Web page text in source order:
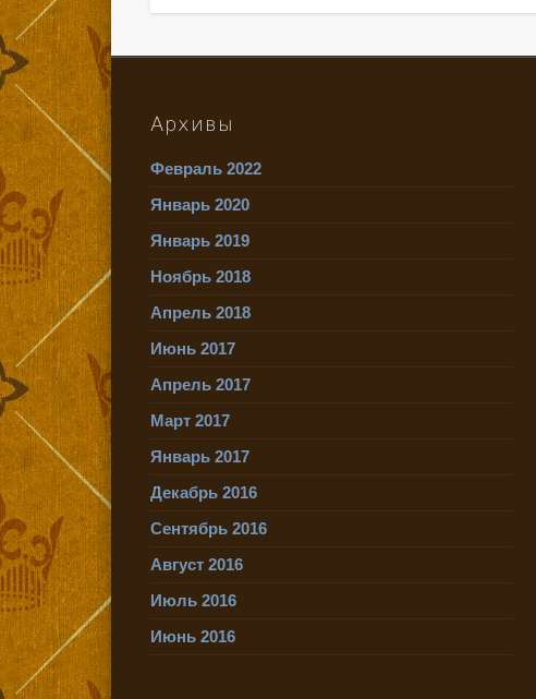
Архивы
Февраль 2022
Январь 2020
Январь 2019
Ноябрь 2018
Апрель 2018
Июнь 2017
Апрель 2017
Март 2017
Январь 2017
Декабрь 2016
Сентябрь 2016
Август 2016
Июль 2016
Июнь 2016